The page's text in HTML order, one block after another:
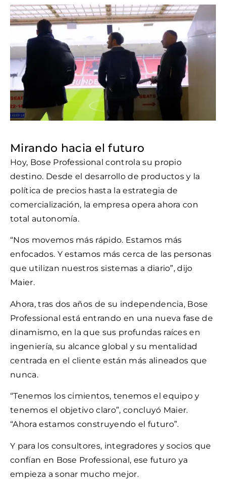
Mirando hacia el futuro
Hoy, Bose Professional controla su propio
destino. Desde el desarrollo de productos y la
política de precios hasta la estrategia de
comercialización, la empresa opera ahora con
total autonomía.
“Nos movemos más rápido. Estamos más
enfocados. Y estamos más cerca de las personas
que utilizan nuestros sistemas a diario”, dijo
Maier.
Ahora, tras dos años de su independencia, Bose
Professional está entrando en una nueva fase de
dinamismo, en la que sus profundas raíces en
ingeniería, su alcance global y su mentalidad
centrada en el cliente están más alineados que
nunca.
“Tenemos los cimientos, tenemos el equipo y
tenemos el objetivo claro”, concluyó Maier.
“Ahora estamos construyendo el futuro”.
Y para los consultores, integradores y socios que
confían en Bose Professional, ese futuro ya
empieza a sonar mucho mejor.